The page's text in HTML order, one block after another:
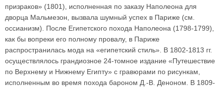
призраков» (1801), исполненная по заказу Наполеона для
дворца Мальмезон, вызвала шумный успех в Париже (см.
оссианизм). После Египетского похода Наполеона (1798-1799),
как бы вопреки его полному провалу, в Париже
распространилась мода на «египетский стиль». В 1802-1813 гг.
осуществлялось грандиозное 24-томное издание «Путешествие
по Верхнему и Нижнему Египту» с гравюрами по рисункам,
исполненным во время похода бароном Д.-В. Деноном. В 1809-